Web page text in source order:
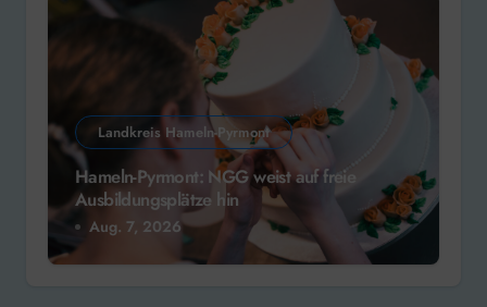
Landkreis Hameln-Pyrmont
Hameln-Pyrmont: NGG weist auf freie
Ausbildungsplätze hin
Aug. 7, 2026